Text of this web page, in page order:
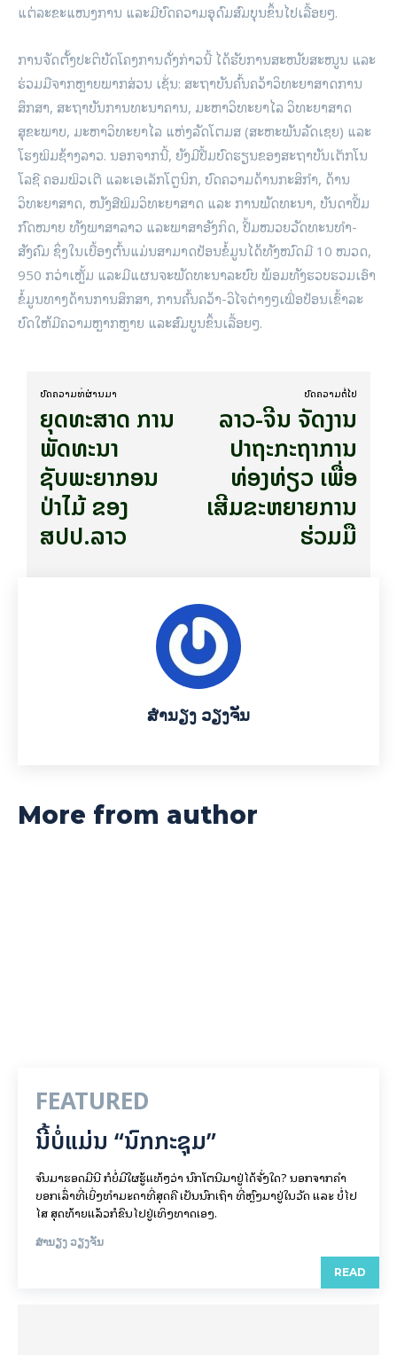
ແຕ່ລະຂະແໜງການ ແລະມີບົດຄວາມອຸດົມສົມບຸນຂຶ້ນໄປເລື້ອຍໆ.
ການຈັດຕັ້ງປະຕິບັດໂຄງການດັ່ງກ່າວນີ້ ໄດ້ຮັບການສະໜັບສະໜູນ ແລະ
ຮ່ວມມືຈາກຫຼາຍພາກສ່ວນ ເຊັ່ນ: ສະຖາບັນຄົ້ນຄວ້າວິທະຍາສາດການ
ສຶກສາ, ສະຖາບັນການທະນາຄານ, ມະຫາວິທະຍາໄລ ວິທະຍາສາດ
ສຸຂະພາບ, ມະຫາວິທະຍາໄລ ແຫ່ງລັດໂຕມສ (ສະຫະພັນລັດເຊຍ) ແລະ
ໂຮງພິມຊ້າງລາວ. ນອກຈາກນີ້, ຍັງມີປື້ມບົດຮຽນຂອງສະຖາບັນເຕັກໂນ
ໂລຊີ ຄອມພິວເຕີ ແລະເອເລັກໂຕຼນິກ, ບົດຄວາມດ້ານກະສິກໍາ, ດ້ານ
ວິທະຍາສາດ, ໜັງສືພິມວິທະຍາສາດ ແລະ ການພັດທະນາ, ບັນດາປື້ມ
ກົດໝາຍ ທັງພາສາລາວ ແລະພາສາອັງກິດ, ປື້ມໝວຍວັດທະນທໍາ-
ສັງຄົມ ຊຶ່ງໃນເບື້ອງຕົ້ນແມ່ນສາມາດປ້ອນຂໍ້ມູນໄດ້ທັງໝົດມີ 10 ໝວດ,
950 ກວ່າເຫຼັ້ມ ແລະມີແຜນຈະພັດທະນາລະບົບ ພ້ອມທັງຮວບຮວມເອົາ
ຂໍ້ມູນທາງດ້ານການສຶກສາ, ການຄົ້ນຄວ້າ-ວິໄຈຕ່າງໆເພື່ອປ້ອນເຂົ້າລະ
ບົດໃຫ້ມີຄວາມຫຼາກຫຼາຍ ແລະສົມບູນຂຶ້ນເລື້ອຍໆ.
ບົດ​ຄວາມ​ທີ່​ຜ່ານ​ມາ
ຍຸດທະສາດ ການ
ພັດທະນາ
ຊັບພະຍາກອນ
ປ່າໄມ້ ຂອງ
ສປປ.ລາວ
ບົດ​ຄວາມ​ຕໍ່​ໄປ
ລາວ-​ຈີນ ຈັດ​ງານ
ປາຖະກະຖາການ
ທ່ອງທ່ຽວ ​ເພື່ອ​
ເສີມ​ຂະຫຍາຍ​ການ​
ຮ່ວມ​ມື
ສຳນຽງ ວຽງຈັນ
More from author
FEATURED
ນີ້ບໍ່ແມ່ນ “ນົກກະຊຸມ”
ຈົນມາຮອດມື້ນີ້ ກໍບໍ່ມີໃຜຮູ້ແທ້ໆວ່າ ນົກໂຕນີ້ມາຢູ່ໄດ້ຈັ່ງໃດ? ນອກຈາກຄຳ
ບອກເລົ່າທີ່ເບິ່ງທຳມະດາທີ່ສຸດຄື ເປັນນົກເຖົ້າ ທີ່ຫຼົງມາຢູ່ໃນວັດ ແລະ ບໍ່ໄປ
ໄສ ສຸດທ້າຍແລ້ວກໍຂຶ້ນໄປຢູ່ເທິງທາດເອງ.
ສຳນຽງ ວຽງຈັນ
READ